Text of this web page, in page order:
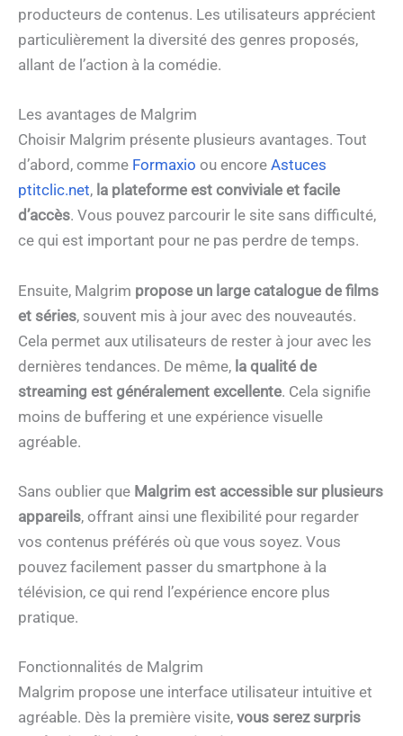
producteurs de contenus. Les utilisateurs apprécient
particulièrement la diversité des genres proposés,
allant de l’action à la comédie.
Les avantages de Malgrim
Choisir Malgrim présente plusieurs avantages. Tout
d’abord, comme Formaxio ou encore Astuces
ptitclic.net, la plateforme est conviviale et facile
d’accès. Vous pouvez parcourir le site sans difficulté,
ce qui est important pour ne pas perdre de temps.
Ensuite, Malgrim propose un large catalogue de films
et séries, souvent mis à jour avec des nouveautés.
Cela permet aux utilisateurs de rester à jour avec les
dernières tendances. De même, la qualité de
streaming est généralement excellente. Cela signifie
moins de buffering et une expérience visuelle
agréable.
Sans oublier que Malgrim est accessible sur plusieurs
appareils, offrant ainsi une flexibilité pour regarder
vos contenus préférés où que vous soyez. Vous
pouvez facilement passer du smartphone à la
télévision, ce qui rend l’expérience encore plus
pratique.
Fonctionnalités de Malgrim
Malgrim propose une interface utilisateur intuitive et
agréable. Dès la première visite, vous serez surpris